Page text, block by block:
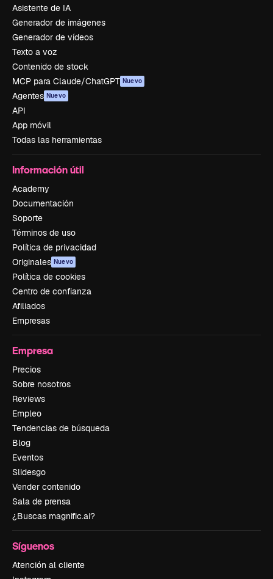
Asistente de IA
Generador de imágenes
Generador de vídeos
Texto a voz
Contenido de stock
MCP para Claude/ChatGPT Nuevo
Agentes Nuevo
API
App móvil
Todas las herramientas
Información útil
Academy
Documentación
Soporte
Términos de uso
Política de privacidad
Originales Nuevo
Política de cookies
Centro de confianza
Afiliados
Empresas
Empresa
Precios
Sobre nosotros
Reviews
Empleo
Tendencias de búsqueda
Blog
Eventos
Slidesgo
Vender contenido
Sala de prensa
¿Buscas magnific.ai?
Síguenos
Atención al cliente